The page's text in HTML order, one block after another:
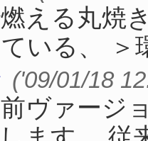
える丸焼
いる、 ＞
('09/01/18
ヴァージ